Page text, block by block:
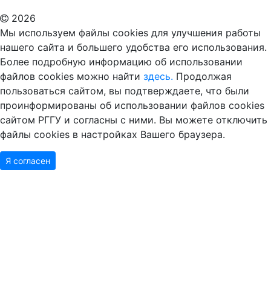
2026
Мы используем файлы cookies для улучшения работы
нашего сайта и большего удобства его использования.
Более подробную информацию об использовании
файлов cookies можно найти здесь. Продолжая
пользоваться сайтом, вы подтверждаете, что были
проинформированы об использовании файлов cookies
сайтом РГГУ и согласны с ними. Вы можете отключить
файлы cookies в настройках Вашего браузера.
Я согласен